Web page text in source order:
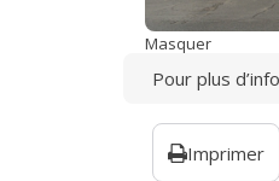
Masquer
Pour plus
Imprimer